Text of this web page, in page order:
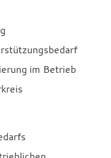
im Betrieb